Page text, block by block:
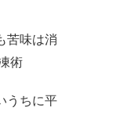
苦味は消
術
うちに平